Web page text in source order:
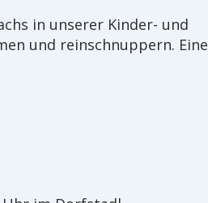
in unserer Kinder- und
und reinschnuppern. Eine